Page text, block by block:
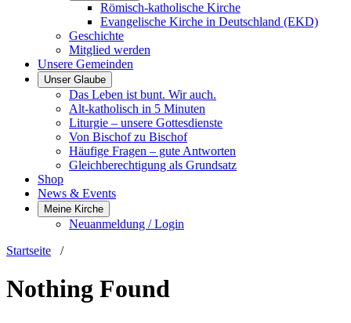
Römisch-katholische Kirche
Evangelische Kirche in Deutschland (EKD)
Geschichte
Mitglied werden
Unsere Gemeinden
Unser Glaube
Das Leben ist bunt. Wir auch.
Alt-katholisch in 5 Minuten
Liturgie – unsere Gottesdienste
Von Bischof zu Bischof
Häufige Fragen – gute Antworten
Gleichberechtigung als Grundsatz
Shop
News & Events
Meine Kirche
Neuanmeldung / Login
Startseite /
Nothing Found